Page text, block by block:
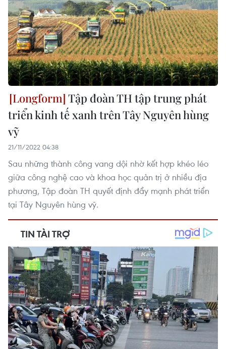
Tập đoàn TH tập trung phát
triển kinh tế xanh trên Tây Nguyên hùng
vỹ
21/11/2022 04:38
Sau những thành công vang dội nhờ kết hợp khéo léo
giữa công nghệ cao và khoa học quản trị ở nhiều địa
phương, Tập đoàn TH quyết định đẩy mạnh phát triển
tại Tây Nguyên hùng vỹ.